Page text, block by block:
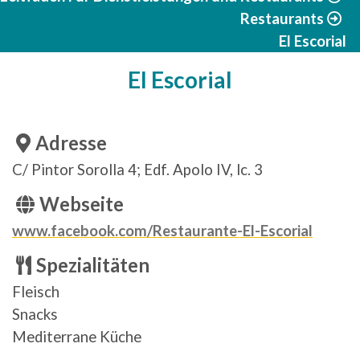
Restaurants
El Escorial
El Escorial
Adresse
C/ Pintor Sorolla 4; Edf. Apolo IV, lc. 3
Webseite
www.facebook.com/Restaurante-El-Escorial
Spezialitäten
Fleisch
Snacks
Mediterrane Küche